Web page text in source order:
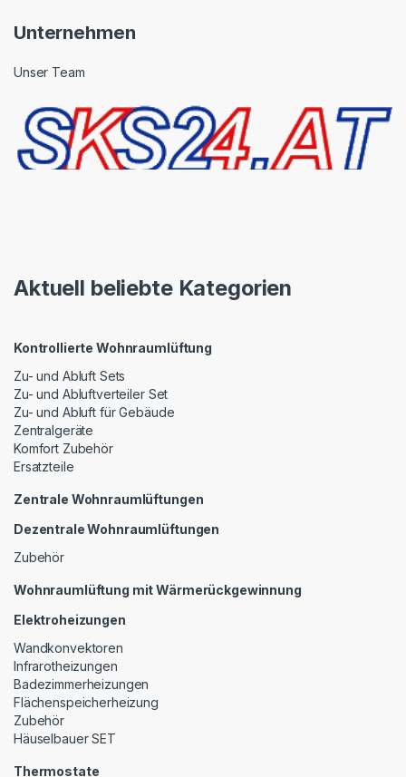
Unternehmen
Unser Team
Aktuell beliebte Kategorien
Kontrollierte Wohnraumlüftung
Zu- und Abluft Sets
Zu- und Abluftverteiler Set
Zu- und Abluft für Gebäude
Zentralgeräte
Komfort Zubehör
Ersatzteile
Zentrale Wohnraumlüftungen
Dezentrale Wohnraumlüftungen
Zubehör
Wohnraumlüftung mit Wärmerückgewinnung
Elektroheizungen
Wandkonvektoren
Infrarotheizungen
Badezimmerheizungen
Flächenspeicherheizung
Zubehör
Häuselbauer SET
Thermostate